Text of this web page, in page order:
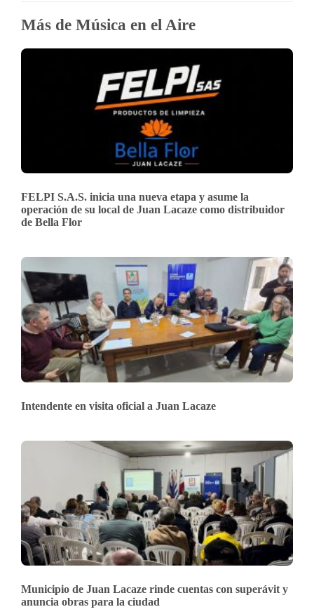
Más de Música en el Aire
FELPI S.A.S. inicia una nueva etapa y asume la
operación de su local de Juan Lacaze como distribuidor
de Bella Flor
Intendente en visita oficial a Juan Lacaze
Municipio de Juan Lacaze rinde cuentas con superávit y
anuncia obras para la ciudad